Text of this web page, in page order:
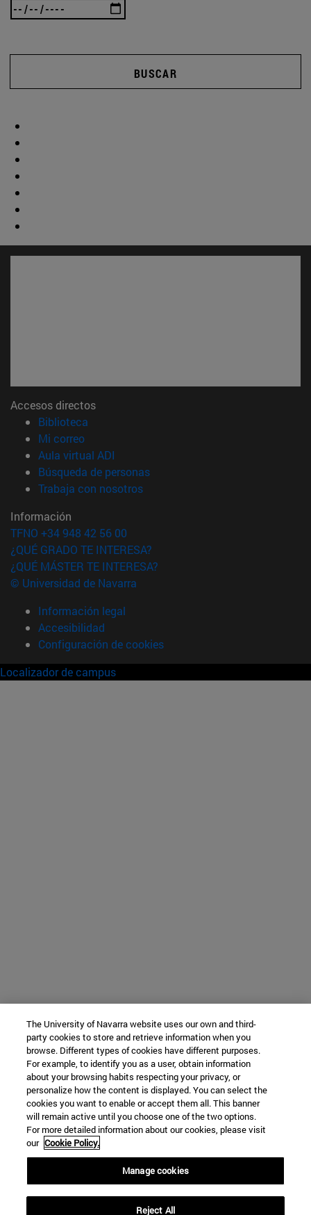
BUSCAR
Accesos directos
Biblioteca
Mi correo(abre en nueva ventana)
Aula virtual ADI
Búsqueda de personas(abre en nueva ventana)
Trabaja con nosotros(abre en nueva ventana)
Información
TFNO +34 948 42 56 00
¿QUÉ GRADO TE INTERESA?
¿QUÉ MÁSTER TE INTERESA?
© Universidad de Navarra
Información legal
Accesibilidad
Configuración de cookies
Localizador de campus
The University of Navarra website uses our own and third-
party cookies to store and retrieve information when you
browse. Different types of cookies have different purposes.
For example, to identify you as a user, obtain information
about your browsing habits respecting your privacy, or
personalize how the content is displayed. You can select the
cookies you want to enable or accept them all. This banner
will remain active until you choose one of the two options.
For more detailed information about our cookies, please visit
our Cookie Policy.
Manage cookies
Reject All